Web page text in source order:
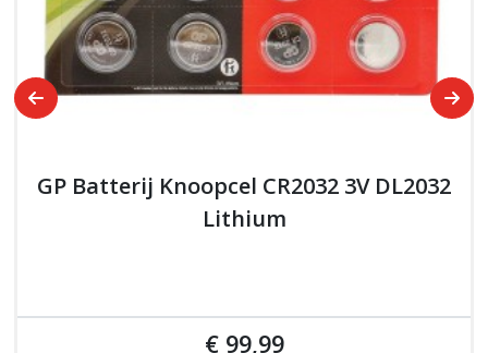
GP Batterij Knoopcel CR2032 3V DL2032
Lithium
€ 99,99